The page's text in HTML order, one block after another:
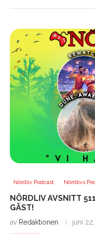
Nördliv Podcast Nördlivs
NÖRDLIV AVSNITT
GÄST!
av Redaktionen juni